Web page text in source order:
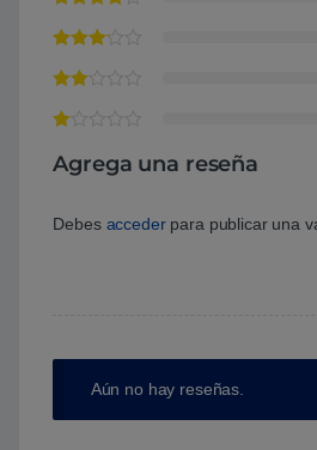
Agrega una reseña
Debes accederpara publicar una
Aún no hay reseñas.